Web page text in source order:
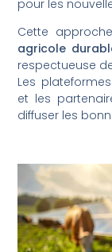
pour les
Cette
agricole
respectueuse
Les
et les
diffuser les